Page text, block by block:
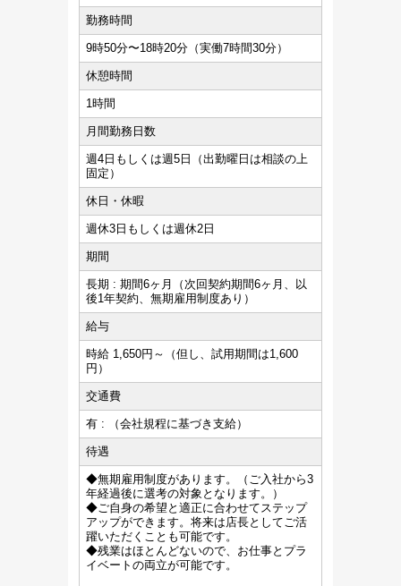
勤務時間
9時50分〜18時20分（実働7時間30分）
休憩時間
1時間
月間勤務日数
週4日もしくは週5日（出勤曜日は相談の上
固定）
休日・休暇
週休3日もしくは週休2日
期間
長期 : 期間6ヶ月（次回契約期間6ヶ月、以
後1年契約、無期雇用制度あり）
給与
時給 1,650円～（但し、試用期間は1,600
円）
交通費
有 : （会社規程に基づき支給）
待遇
◆無期雇用制度があります。（ご入社から3
年経過後に選考の対象となります。）
◆ご自身の希望と適正に合わせてステップ
アップができます。将来は店長としてご活
躍いただくことも可能です。
◆残業はほとんどないので、お仕事とプラ
イベートの両立が可能です。